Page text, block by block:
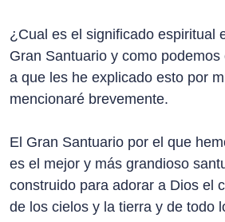
¿Cual es el significado espiritual
Gran Santuario y como
a que les he explicado esto por
mencionaré brevemente.
El Gran Santuario por el que
es el mejor y más grandioso
construido para adorar a Dios el
de los cielos y la tierra y de todo